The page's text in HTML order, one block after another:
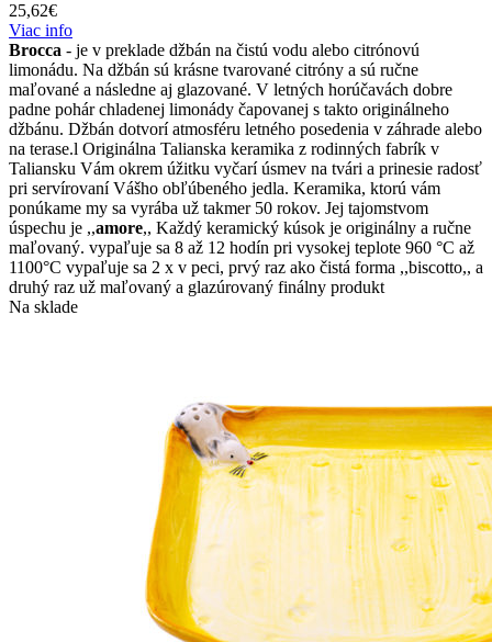
25,62€
Viac info
Brocca - je v preklade džbán na čistú vodu alebo citrónovú
limonádu. Na džbán sú krásne tvarované citróny a sú ručne
maľované a následne aj glazované. V letných horúčavách dobre
padne pohár chladenej limonády čapovanej s takto originálneho
džbánu. Džbán dotvorí atmosféru letného posedenia v záhrade alebo
na terase.l Originálna Talianska keramika z rodinných fabrík v
Taliansku Vám okrem úžitku vyčarí úsmev na tvári a prinesie radosť
pri servírovaní Vášho obľúbeného jedla. Keramika, ktorú vám
ponúkame my sa vyrába už takmer 50 rokov. Jej tajomstvom
úspechu je ,,amore,, Každý keramický kúsok je originálny a ručne
maľovaný. vypaľuje sa 8 až 12 hodín pri vysokej teplote 960 °C až
1100°C vypaľuje sa 2 x v peci, prvý raz ako čistá forma ,,biscotto,, a
druhý raz už maľovaný a glazúrovaný finálny produkt
Na sklade